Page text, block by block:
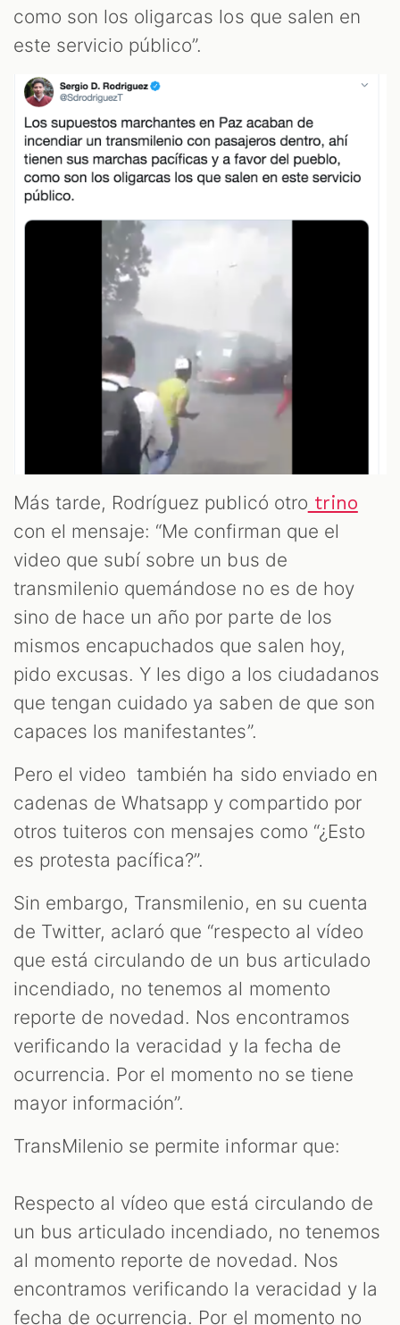
como son los oligarcas los que salen en
este servicio público”.
Más tarde, Rodríguez publicó otro trino
con el mensaje: “Me confirman que el
video que subí sobre un bus de
transmilenio quemándose no es de hoy
sino de hace un año por parte de los
mismos encapuchados que salen hoy,
pido excusas. Y les digo a los ciudadanos
que tengan cuidado ya saben de que son
capaces los manifestantes”.
Pero el video también ha sido enviado en
cadenas de Whatsapp y compartido por
otros tuiteros con mensajes como “¿Esto
es protesta pacífica?”.
Sin embargo, Transmilenio, en su cuenta
de Twitter, aclaró que “respecto al vídeo
que está circulando de un bus articulado
incendiado, no tenemos al momento
reporte de novedad. Nos encontramos
verificando la veracidad y la fecha de
ocurrencia. Por el momento no se tiene
mayor información”.
TransMilenio se permite informar que:
Respecto al vídeo que está circulando de
un bus articulado incendiado, no tenemos
al momento reporte de novedad. Nos
encontramos verificando la veracidad y la
fecha de ocurrencia. Por el momento no